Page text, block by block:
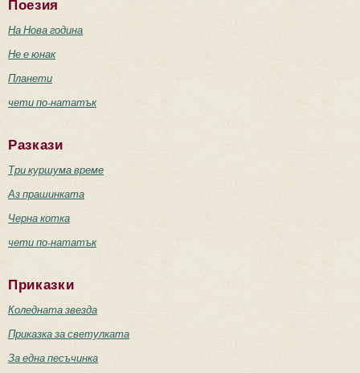
Поезия
На Нова година
Не е юнак
Планети
чети по-нататък
Разкази
Три куршума време
Аз прашинката
Черна котка
чети по-нататък
Приказки
Коледната звезда
Приказка за светулката
За една песъчинка